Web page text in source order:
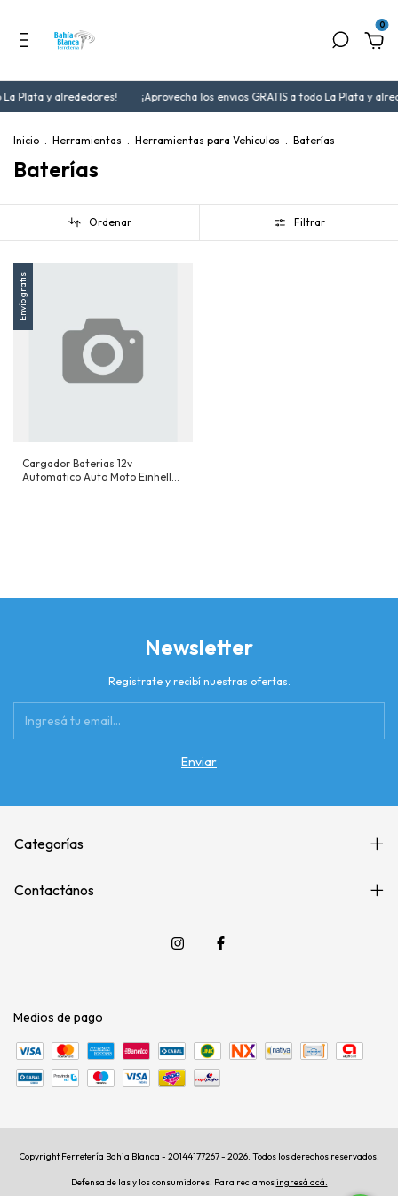
0
La Plata y alrededores! ¡Aprovecha los envios GRATIS a todo La Plata y
Inicio . Herramientas . Herramientas para Vehiculos . Baterías
Baterías
Ordenar Filtrar
Envío gratis
Cargador Baterias 12v
Automatico Auto Moto Einhell
Newsletter
Registrate y recibí nuestras ofertas.
Categorías
Contactános
Medios de pago
Copyright Ferretería Bahia Blanca - 20144177267 - 2026. Todos los derechos reservados.
Defensa de las y los consumidores. Para reclamosingresá acá.